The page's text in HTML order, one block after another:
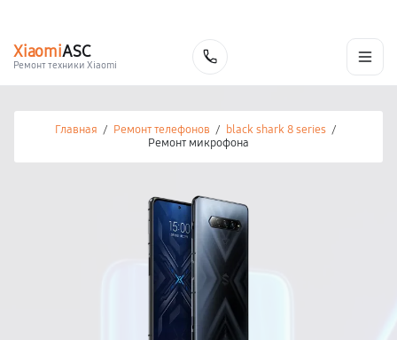
XiaomiASC
Ремонт техники Xiaomi
Главная / Ремонт телефонов / black shark 8 series /
Ремонт микрофона